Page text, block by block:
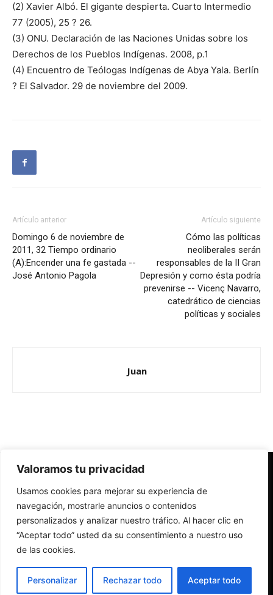
Valoramos tu privacidad
Usamos cookies para mejorar su experiencia de
navegación, mostrarle anuncios o contenidos
personalizados y analizar nuestro tráfico. Al hacer clic en
“Aceptar todo” usted da su consentimiento a nuestro uso
de las cookies.
Personalizar Rechazar todo Aceptar todo
(2) Xavier Albó. El gigante despierta. Cuarto Intermedio
77 (2005), 25 ? 26.
(3) ONU. Declaración de las Naciones Unidas sobre los
Derechos de los Pueblos Indígenas. 2008, p.1
(4) Encuentro de Teólogas Indígenas de Abya Yala. Berlín
? El Salvador. 29 de noviembre del 2009.
Artículo anterior
Domingo 6 de noviembre de
2011, 32 Tiempo ordinario
(A):Encender una fe gastada --
José Antonio Pagola
Artículo siguiente
Cómo las políticas
neoliberales serán
responsables de la II Gran
Depresión y como ésta podría
prevenirse -- Vicenç Navarro,
catedrático de ciencias
políticas y sociales
Juan
Redes Cristianas
Una mirada alternativa sobre la Iglesia católica y la sociedad
- Colectivos de Redes Cristianas